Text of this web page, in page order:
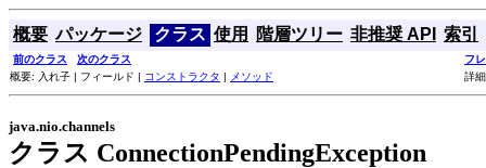
概要 パッケージ クラス 使用 階層ツリー 非推奨 API 索引
前のクラス 次のクラス
フ
概要: 入れ子 | フィールド | コンストラクタ | メソッド 詳
java.nio.channels
クラス ConnectionPendingException